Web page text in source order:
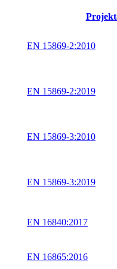
EN 15869-2:2010
EN 15869-2:2019
EN 15869-3:2010
EN 15869-3:2019
EN 16840:2017
EN 16865:2016